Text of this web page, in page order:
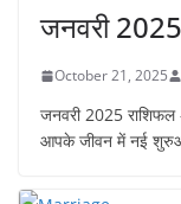
जनवरी 2025
October 21, 2025
जनवरी 2025 राशिफल
आपके जीवन में नई